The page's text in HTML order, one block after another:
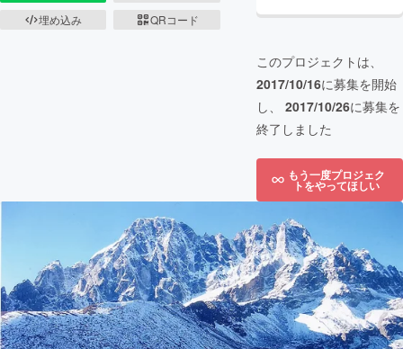
埋め込み
QRコード
このプロジェクトは、
2017/10/16に募集を開始
し、 2017/10/26に募集を
終了しました
もう一度プロジェク
トをやってほしい